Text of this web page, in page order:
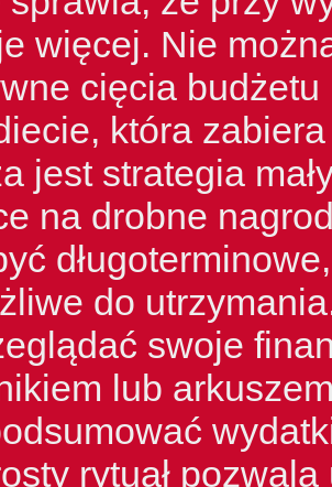
więcej. Nie
cięcia
która
jest strategia
na drobne
do
swoje
lub
rytuał